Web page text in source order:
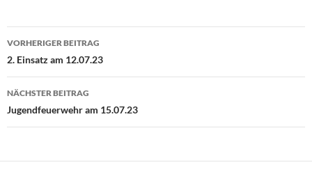
Beitragsnavigation
VORHERIGER BEITRAG
2. Einsatz am 12.07.23
NÄCHSTER BEITRAG
Jugendfeuerwehr am 15.07.23